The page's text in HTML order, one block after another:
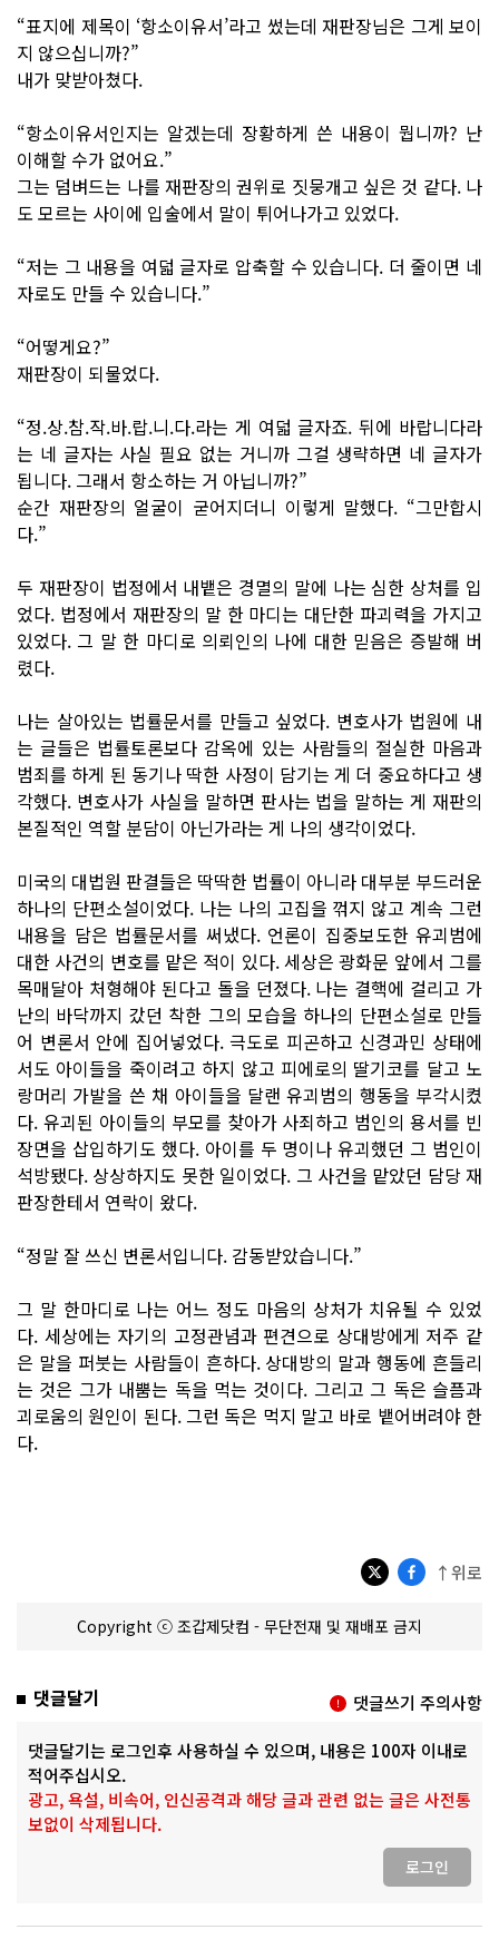
“표지에 제목이 ‘항소이유서’라고 썼는데 재판장님은 그게 보이
지 않으십니까?”
내가 맞받아쳤다.
“항소이유서인지는 알겠는데 장황하게 쓴 내용이 뭡니까? 난
이해할 수가 없어요.”
그는 덤벼드는 나를 재판장의 권위로 짓뭉개고 싶은 것 같다. 나
도 모르는 사이에 입술에서 말이 튀어나가고 있었다.
“저는 그 내용을 여덟 글자로 압축할 수 있습니다. 더 줄이면 네
자로도 만들 수 있습니다.”
“어떻게요?”
재판장이 되물었다.
“정.상.참.작.바.랍.니.다.라는 게 여덟 글자죠. 뒤에 바랍니다라
는 네 글자는 사실 필요 없는 거니까 그걸 생략하면 네 글자가
됩니다. 그래서 항소하는 거 아닙니까?”
순간 재판장의 얼굴이 굳어지더니 이렇게 말했다. “그만합시
다.”
두 재판장이 법정에서 내뱉은 경멸의 말에 나는 심한 상처를 입
었다. 법정에서 재판장의 말 한 마디는 대단한 파괴력을 가지고
있었다. 그 말 한 마디로 의뢰인의 나에 대한 믿음은 증발해 버
렸다.
나는 살아있는 법률문서를 만들고 싶었다. 변호사가 법원에 내
는 글들은 법률토론보다 감옥에 있는 사람들의 절실한 마음과
범죄를 하게 된 동기나 딱한 사정이 담기는 게 더 중요하다고 생
각했다. 변호사가 사실을 말하면 판사는 법을 말하는 게 재판의
본질적인 역할 분담이 아닌가라는 게 나의 생각이었다.
미국의 대법원 판결들은 딱딱한 법률이 아니라 대부분 부드러운
하나의 단편소설이었다. 나는 나의 고집을 꺾지 않고 계속 그런
내용을 담은 법률문서를 써냈다. 언론이 집중보도한 유괴범에
대한 사건의 변호를 맡은 적이 있다. 세상은 광화문 앞에서 그를
목매달아 처형해야 된다고 돌을 던졌다. 나는 결핵에 걸리고 가
난의 바닥까지 갔던 착한 그의 모습을 하나의 단편소설로 만들
어 변론서 안에 집어넣었다. 극도로 피곤하고 신경과민 상태에
서도 아이들을 죽이려고 하지 않고 피에로의 딸기코를 달고 노
랑머리 가발을 쓴 채 아이들을 달랜 유괴범의 행동을 부각시켰
다. 유괴된 아이들의 부모를 찾아가 사죄하고 범인의 용서를 빈
장면을 삽입하기도 했다. 아이를 두 명이나 유괴했던 그 범인이
석방됐다. 상상하지도 못한 일이었다. 그 사건을 맡았던 담당 재
판장한테서 연락이 왔다.
“정말 잘 쓰신 변론서입니다. 감동받았습니다.”
그 말 한마디로 나는 어느 정도 마음의 상처가 치유될 수 있었
다. 세상에는 자기의 고정관념과 편견으로 상대방에게 저주 같
은 말을 퍼붓는 사람들이 흔하다. 상대방의 말과 행동에 흔들리
는 것은 그가 내뿜는 독을 먹는 것이다. 그리고 그 독은 슬픔과
괴로움의 원인이 된다. 그런 독은 먹지 말고 바로 뱉어버려야 한
다.
↑위로
Copyright ⓒ 조갑제닷컴 - 무단전재 및 재배포 금지
댓글달기 댓글쓰기 주의사항
댓글달기는 로그인후 사용하실 수 있으며, 내용은 100자 이내로
적어주십시오.
광고, 욕설, 비속어, 인신공격과 해당 글과 관련 없는 글은 사전통
보없이 삭제됩니다.
로그인